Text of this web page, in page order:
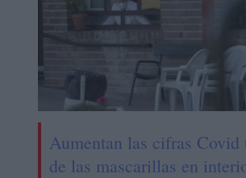
Aumentan las cifras Covid
de las mascarillas en